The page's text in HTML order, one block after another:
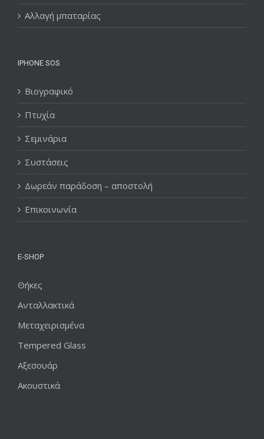
Αλλαγή μπαταρίας
IPHONE SOS
Βιογραφικό
Πτυχία
Σεμινάρια
Συστάσεις
Δωρεάν παράδοση – αποστολή
Επικοινωνία
E-SHOP
Θήκες
Ανταλλακτικά
Μεταχειρισμένα
Tempered Glass
Αξεσουάρ
Ακουστικά